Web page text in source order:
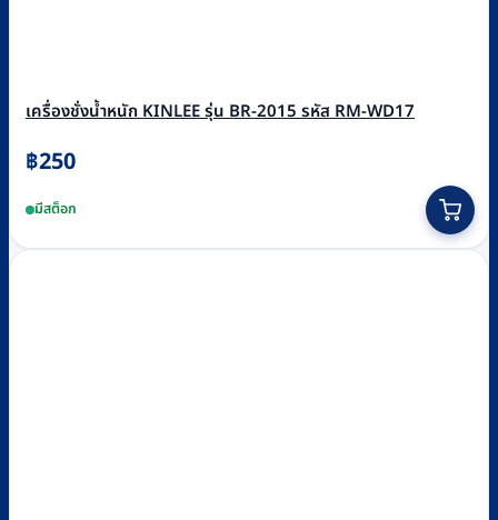
เครื่องชั่งน้ำหนัก KINLEE รุ่น BR-2015 รหัส RM-WD17
฿250
มีสต็อก